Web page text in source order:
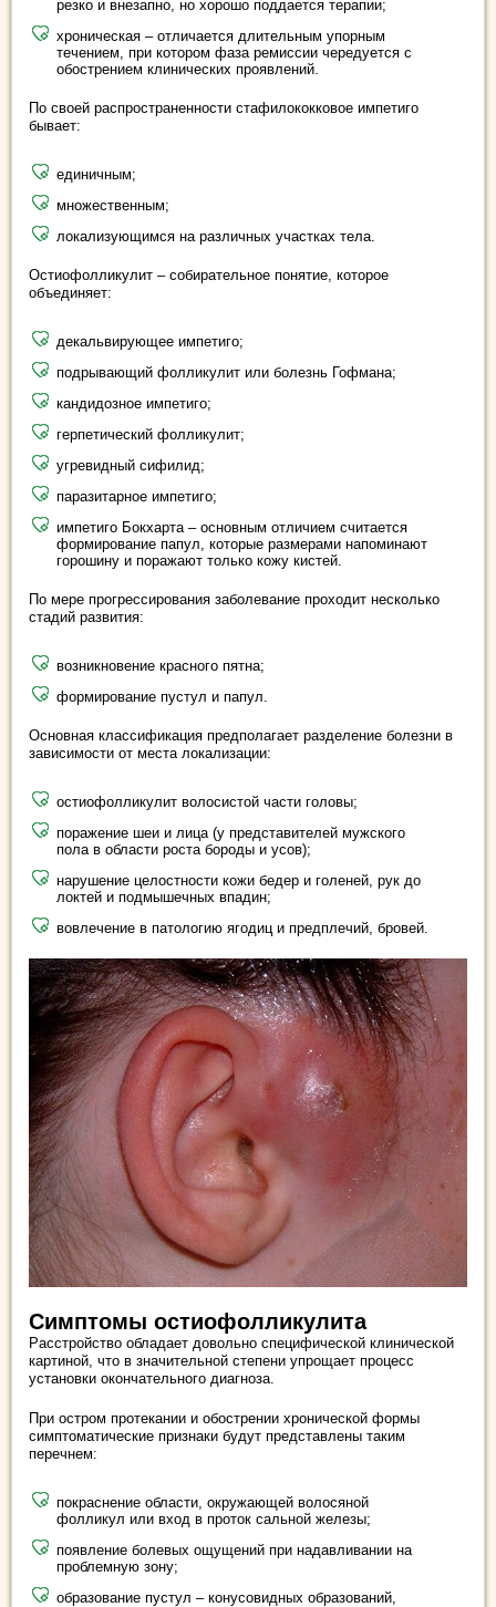
резко и внезапно, но хорошо поддается терапии;
хроническая – отличается длительным упорным
течением, при котором фаза ремиссии чередуется с
обострением клинических проявлений.
По своей распространенности стафилококковое импетиго
бывает:
единичным;
множественным;
локализующимся на различных участках тела.
Остиофолликулит – собирательное понятие, которое
объединяет:
декальвирующее импетиго;
подрывающий фолликулит или болезнь Гофмана;
кандидозное импетиго;
герпетический фолликулит;
угревидный сифилид;
паразитарное импетиго;
импетиго Бокхарта – основным отличием считается
формирование папул, которые размерами напоминают
горошину и поражают только кожу кистей.
По мере прогрессирования заболевание проходит несколько
стадий развития:
возникновение красного пятна;
формирование пустул и папул.
Основная классификация предполагает разделение болезни в
зависимости от места локализации:
остиофолликулит волосистой части головы;
поражение шеи и лица (у представителей мужского
пола в области роста бороды и усов);
нарушение целостности кожи бедер и голеней, рук до
локтей и подмышечных впадин;
вовлечение в патологию ягодиц и предплечий, бровей.
Симптомы остиофолликулита
Расстройство обладает довольно специфической клинической
картиной, что в значительной степени упрощает процесс
установки окончательного диагноза.
При остром протекании и обострении хронической формы
симптоматические признаки будут представлены таким
перечнем:
покраснение области, окружающей волосяной
фолликул или вход в проток сальной железы;
появление болевых ощущений при надавливании на
проблемную зону;
образование пустул – конусовидных образований,